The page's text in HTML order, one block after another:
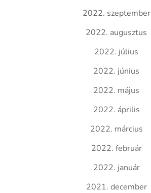
2022. szeptember
2022. augusztus
2022. július
2022. június
2022. május
2022. április
2022. március
2022. február
2022. január
2021. december